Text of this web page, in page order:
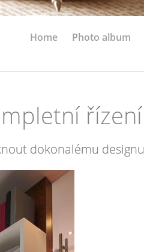
Home Photo album
řízení
dokonalému designu